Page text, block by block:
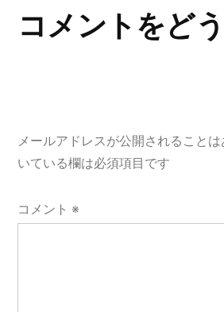
ゲ
ン
コメントをど
メールアドレスが公開されることは
いている欄は必須項目です
コメント ※